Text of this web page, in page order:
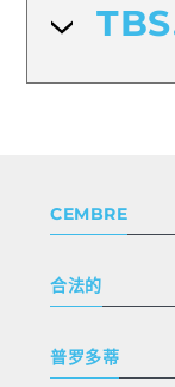
CEMBRE
公司
投资者关系
合法的
隐私和 cookie 政
条款和条件
普罗多蒂